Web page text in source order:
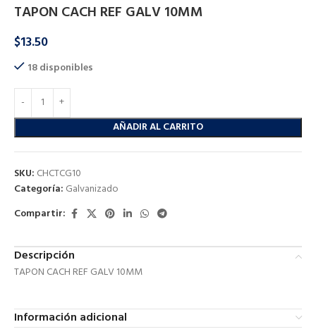
TAPON CACH REF GALV 10MM
$13.50
18 disponibles
AÑADIR AL CARRITO
SKU: CHCTCG10
Categoría: Galvanizado
Compartir:
Descripción
TAPON CACH REF GALV 10MM
Información adicional